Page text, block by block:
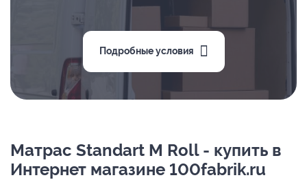
Подробные условия
Матрас Standart M Roll - купить в
Интернет магазине 100fabrik.ru